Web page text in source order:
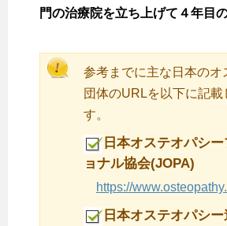
門の治療院を立ち上げて４年目
参考までに主な日本のオ
団体のURLを以下に記載
す。
日本オステオパシ
ョナル協会(JOPA)
https://
日本オステオパシ